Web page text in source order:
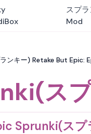
スプ
Mod
ンキー) Retake But Epic:
ス
Sprunki(スプ